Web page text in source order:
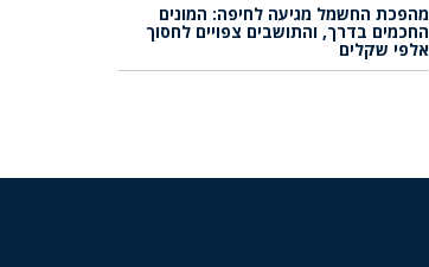
מהפכת החשמל מגיעה לחיפה: המונים
החכמים בדרך, והתושבים צפויים לחסוך
אלפי שקלים